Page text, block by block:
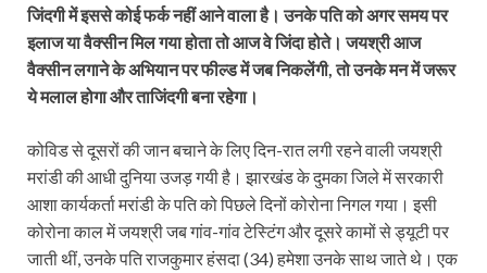
जिंदगी में इससे कोई फर्क नहीं आने वाला है। उनके पति को अगर समय पर
इलाज या वैक्‍सीन मिल गया होता तो आज वे जिंदा होते। जयश्री आज
वैक्‍सीन लगाने के अभियान पर फील्‍ड में जब निकलेंगी, तो उनके मन में जरूर
ये मलाल होगा और ताजिंदगी बना रहेगा।
कोविड से दूसरों की जान बचाने के लिए दिन-रात लगी रहने वाली जयश्री
मरांडी की आधी दुनिया उजड़ गयी है। झारखंड के दुमका जिले में सरकारी
आशा कार्यकर्ता मरांडी के पति को पिछले दिनों कोरोना निगल गया। इसी
कोरोना काल में जयश्री जब गांव-गांव टेस्टिंग और दूसरे कामों से ड्यूटी पर
जाती थीं, उनके पति राजकुमार हंसदा (34) हमेशा उनके साथ जाते थे। एक